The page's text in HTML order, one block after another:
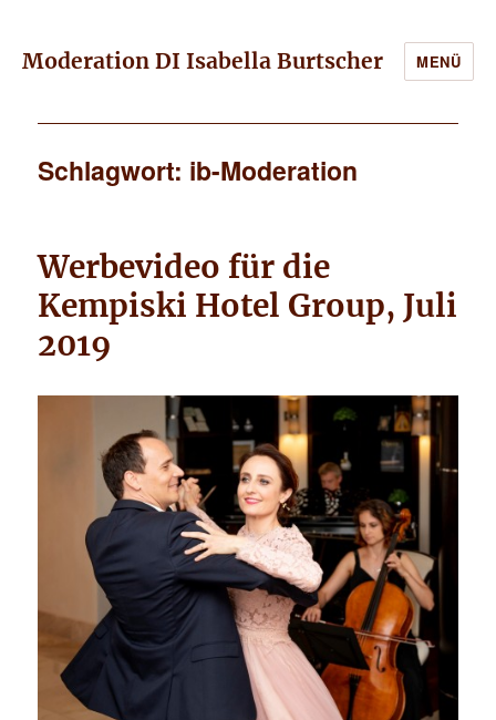
Moderation DI Isabella Burtscher MENÜ
Schlagwort: ib-Moderation
Werbevideo für die
Kempiski Hotel Group, Juli
2019